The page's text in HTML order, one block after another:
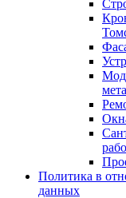
Политика в
данных